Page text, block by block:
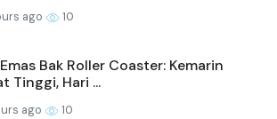
ago 10
Bak Roller Coaster: Kemarin
Tinggi, Hari ...
ago 10